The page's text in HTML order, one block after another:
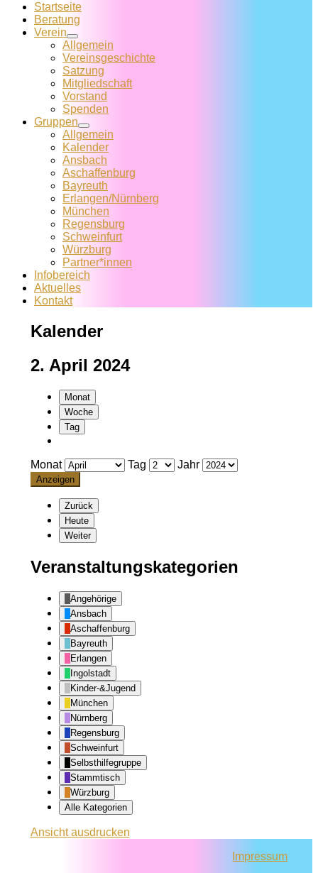
Startseite
Beratung
Verein
Allgemein
Vereins­geschichte
Satzung
Mitglied­schaft
Vorstand
Spenden
Gruppen
Allgemein
Kalender
Ansbach
Aschaffenburg
Bayreuth
Erlangen/Nürnberg
München
Regensburg
Schweinfurt
Würzburg
Partner*innen
Infobereich
Aktuelles
Kontakt
Kalender
2. April 2024
Monat
Woche
Tag
Monat Tag Jahr
Zurück
Heute
Weiter
Veranstaltungskategorien
Angehörige
Ansbach
Aschaffenburg
Bayreuth
Erlangen
Ingolstadt
Kinder-&Jugend
München
Nürnberg
Regensburg
Schweinfurt
Selbsthilfegruppe
Stammtisch
Würzburg
Alle Kategorien
Ansichtausdrucken
Impressum